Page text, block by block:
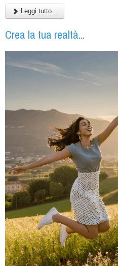
Leggi tutto...
Crea la tua realtà...